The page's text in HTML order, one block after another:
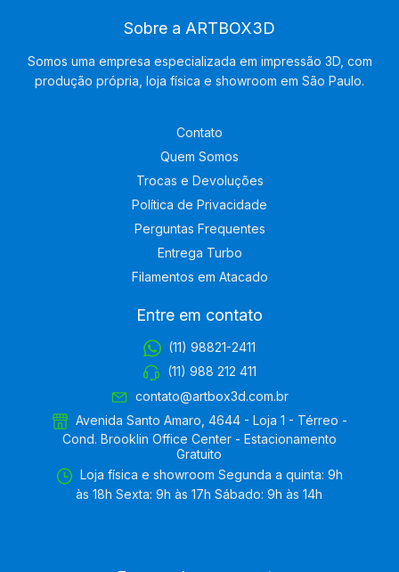
Sobre a ARTBOX3D
Somos uma empresa especializada em impressão 3D, com
produção própria, loja física e showroom em São Paulo.
Contato
Quem Somos
Trocas e Devoluções
Política de Privacidade
Perguntas Frequentes
Entrega Turbo
Filamentos em Atacado
Entre em contato
(11) 98821-2411
(11) 988 212 411
contato@artbox3d.com.br
Avenida Santo Amaro, 4644 - Loja 1 - Térreo -
Cond. Brooklin Office Center - Estacionamento
Gratuito
Loja física e showroom Segunda a quinta: 9h
às 18h Sexta: 9h às 17h Sábado: 9h às 14h